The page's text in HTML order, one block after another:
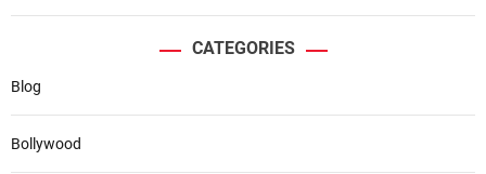
CATEGORIES
Blog
Bollywood